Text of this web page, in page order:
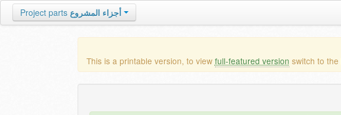
Project parts أجزاء المشروع
This is a printable version, to view full-featured version switch to the